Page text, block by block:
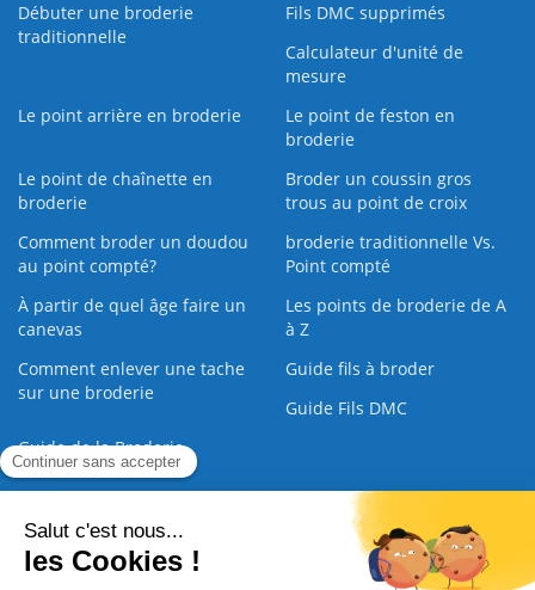
Débuter une broderie
traditionnelle
Fils DMC supprimés
Calculateur d'unité de
mesure
Le point arrière en broderie
Le point de feston en
broderie
Le point de chaînette en
broderie
Broder un coussin gros
trous au point de croix
Comment broder un doudou
au point compté?
broderie traditionnelle Vs.
Point compté
À partir de quel âge faire un
canevas
Les points de broderie de A
à Z
Comment enlever une tache
sur une broderie
Guide fils à broder
Guide Fils DMC
Guide de la Broderie
Nous contacter |